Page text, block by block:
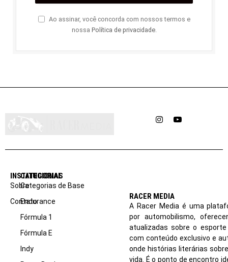
Ao assinar, você concorda com nossos termos e
nossa Política de privacidade.
InstagramYouTube
INSTITUCIONAL
Sobre
Contato
CATEGORIAS
Categorias de Base
Endurance
Fórmula 1
Fórmula E
Indy
RACER MEDIA
A Racer Media é uma
por automobilismo,
atualizadas sobre o
com conteúdo exclusivo e
onde histórias literárias
vida. É o ponto de encontro